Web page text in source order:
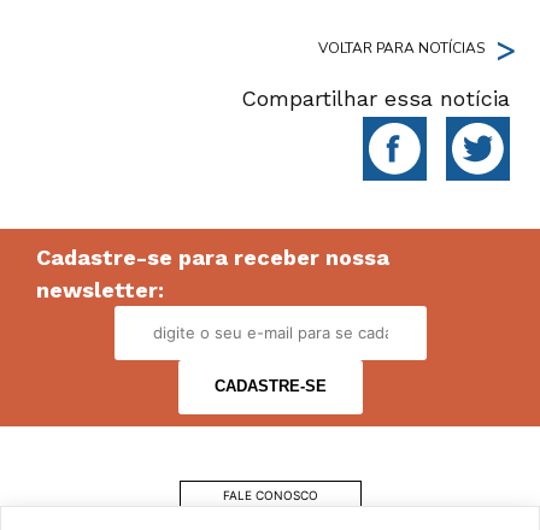
VOLTAR PARA NOTÍCIAS >
Compartilhar essa notícia
Cadastre-se para receber nossa
newsletter:
FALE CONOSCO